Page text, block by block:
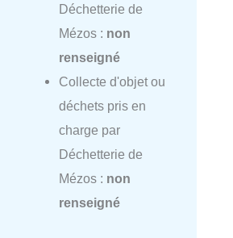
Déchetterie de
Mézos : non
renseigné
Collecte d'objet ou
déchets pris en
charge par
Déchetterie de
Mézos : non
renseigné